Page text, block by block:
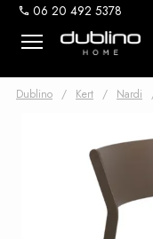
06 20 492 5378
Dublino / Kert / Nardi